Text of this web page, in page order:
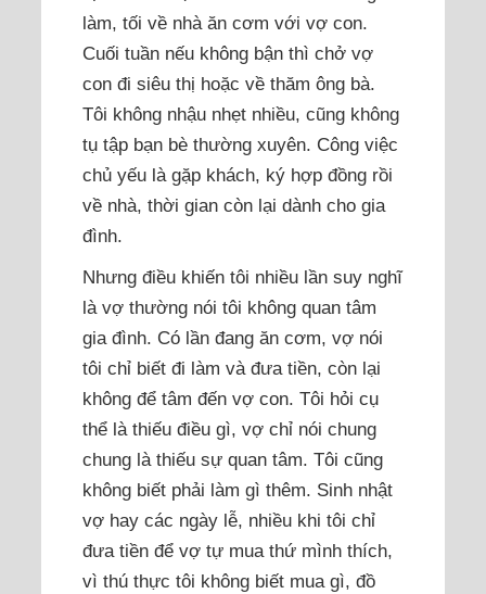
làm, tối về nhà ăn cơm với vợ con.
Cuối tuần nếu không bận thì chở vợ
con đi siêu thị hoặc về thăm ông bà.
Tôi không nhậu nhẹt nhiều, cũng không
tụ tập bạn bè thường xuyên. Công việc
chủ yếu là gặp khách, ký hợp đồng rồi
về nhà, thời gian còn lại dành cho gia
đình.
Nhưng điều khiến tôi nhiều lần suy nghĩ
là vợ thường nói tôi không quan tâm
gia đình. Có lần đang ăn cơm, vợ nói
tôi chỉ biết đi làm và đưa tiền, còn lại
không để tâm đến vợ con. Tôi hỏi cụ
thể là thiếu điều gì, vợ chỉ nói chung
chung là thiếu sự quan tâm. Tôi cũng
không biết phải làm gì thêm. Sinh nhật
vợ hay các ngày lễ, nhiều khi tôi chỉ
đưa tiền để vợ tự mua thứ mình thích,
vì thú thực tôi không biết mua gì, đồ